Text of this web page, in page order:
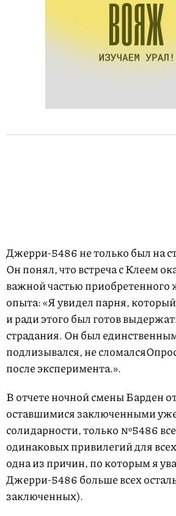
Джерри-5486 не только был на
Он понял, что встреча с Клеем
важной частью приобретенного
опыта: «Я увидел парня, который
и ради этого был готов
страдания. Он был
подлизывался,не сломался
после эксперимента.».
В отчете ночной смены Барден
оставшимися заключенными
солидарности, только №5486
одинаковых привилегий для
одна из причин, по которым я
Джерри-5486 больше всех
заключенных).